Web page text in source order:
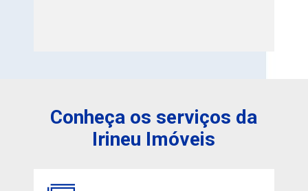
Conheça os serviços da
Irineu Imóveis